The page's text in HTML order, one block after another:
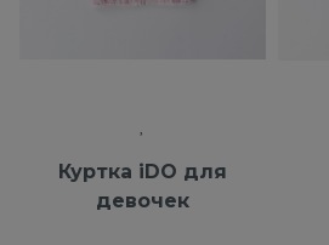
Куртка iDO для
девочек